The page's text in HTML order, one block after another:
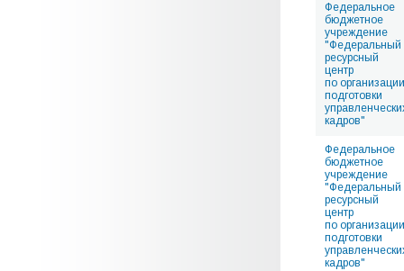
Федеральное
бюджетное
учреждение
"Федеральный
ресурсный
центр
по организации
подготовки
кадров"
Федеральное
бюджетное
учреждение
"Федеральный
ресурсный
центр
по организации
подготовки
кадров"